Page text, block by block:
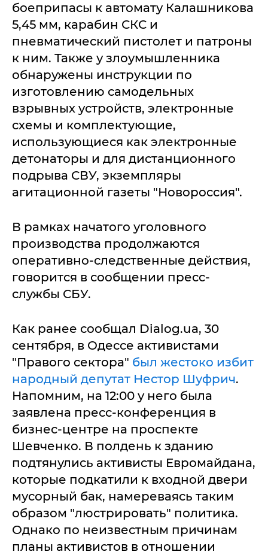
боеприпасы к автомату Калашникова
5,45 мм, карабин СКС и
пневматический пистолет и патроны
к ним. Также у злоумышленника
обнаружены инструкции по
изготовлению самодельных
взрывных устройств, электронные
схемы и комплектующие,
использующиеся как электронные
детонаторы и для дистанционного
подрыва СВУ, экземпляры
агитационной газеты "Новороссия".
В рамках начатого уголовного
производства продолжаются
оперативно-следственные действия,
говорится в сообщении пресс-
службы СБУ.
Как ранее сообщал Dialog.ua, 30
сентября, в Одессе активистами
"Правого сектора" был жестоко избит
народный депутат Нестор Шуфрич.
Напомним, на 12:00 у него была
заявлена пресс-конференция в
бизнес-центре на проспекте
Шевченко. В полдень к зданию
подтянулись активисты Евромайдана,
которые подкатили к входной двери
мусорный бак, намереваясь таким
образом "люстрировать" политика.
Однако по неизвестным причинам
планы активистов в отношении